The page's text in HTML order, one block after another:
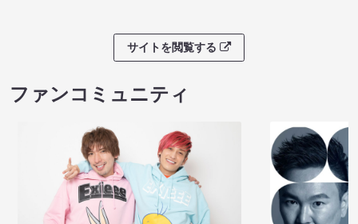
サイトを閲覧する
ファンコミュニティ